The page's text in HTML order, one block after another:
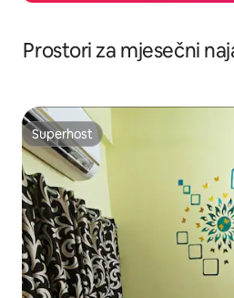
Prostori za mjesečni
Superhost
Superhost